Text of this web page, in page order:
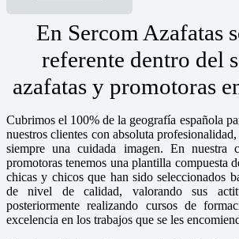
En Sercom Azafatas
referente dentro del
azafatas y promotoras
Cubrimos el 100% de la geografía española
nuestros clientes con absoluta
siempre una cuidada imagen. En nuestra
promotoras tenemos una plantilla compuesta
chicas y chicos que han sido seleccionados
de nivel de calidad, valorando sus
posteriormente realizando cursos de
excelencia en los trabajos que se les